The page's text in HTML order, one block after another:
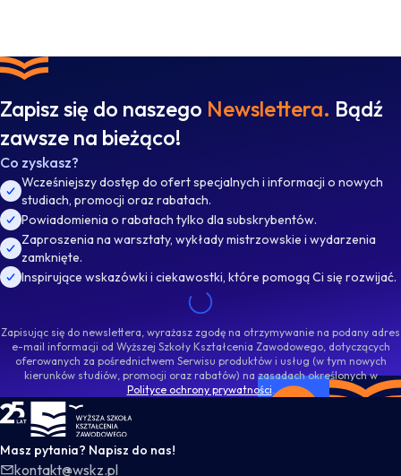
Zapisz się do naszego Newslettera. Bądź
zawsze na bieżąco!
Co zyskasz?
Wcześniejszy dostęp do ofert specjalnych i informacji o nowych
studiach, promocji oraz rabatach.
Powiadomienia o rabatach tylko dla subskrybentów.
Zaproszenia na warsztaty, wykłady mistrzowskie i wydarzenia
zamknięte.
Inspirujące wskazówki i ciekawostki, które pomogą Ci się rozwijać.
Zapisując się do newslettera, wyrażasz zgodę na otrzymywanie na podany adres
e-mail informacji od Wyższej Szkoły Kształcenia Zawodowego, dotyczących
oferowanych za pośrednictwem Serwisu produktów i usług (w tym nowych
kierunków studiów, promocji oraz rabatów) na zasadach określonych w
Polityce ochrony prywatności.
WSKZ - strona główna
Masz pytania? Napisz do nas!
kontakt@wskz.pl